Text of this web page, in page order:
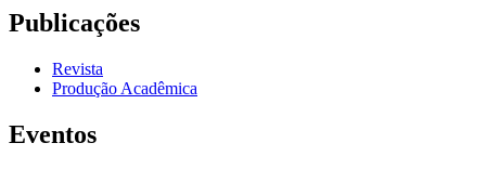
Publicações
Revista
Produção Acadêmica
Eventos